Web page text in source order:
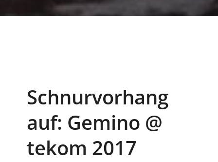
Schnurvorhang
auf: Gemino @
tekom 2017